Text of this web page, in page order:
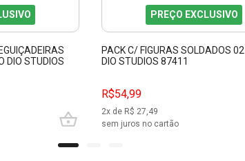
DIO STUDIOS
PREÇO EXCLUSIVO
PACK C/ FIGURAS SOLDADOS
DIO STUDIOS 87411
R$54,99
2x de R$ 27,49
sem juros no cartão